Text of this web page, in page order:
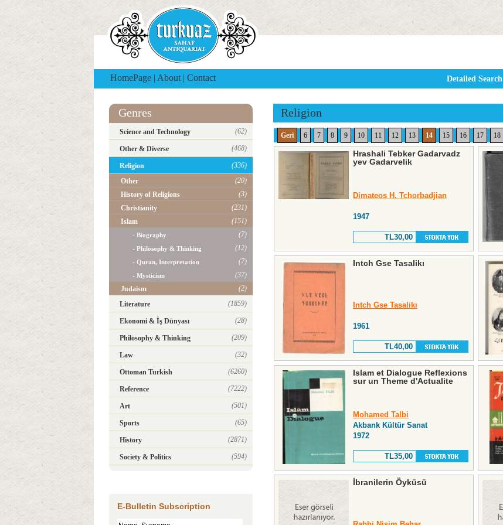
HomePage | About | Contact Detailed Search
Genres
Science and Technology (62)
Other & Diverse (468)
Religion
(336)
Other
(20)
History of Religions
(3)
Christianity
(231)
Islam
(151)
- Biography (7)
- Philosophy & Thinking (12)
- Quran, Interpretation (7)
- Mysticism
(37)
Judaism
(2)
Literature
(1859)
Ekonomi & İş Dünyası (28)
Philosophy & Thinking (209)
Law (32)
Ottoman Turkish (6260)
Reference (7222)
Art (501)
Sports (65)
History (2871)
Society & Politics (594)
E-Bulletin Subscription
Religion
Geri 6 7 8 9 10 11 12 13 14 15 16 17 18
Hrashali Tebker Gadarvadz
yev Gadarvelik
Dimateos H. Tchorbadjian
1947
TL30,00
Intch Gse Tasalikı
Intch Gse Tasalikı
1961
TL40,00
Islam et Dialogue Reflexions
sur un Theme d'Actualite
Mohamed Talbi
Akbank Kültür Sanat
1972
TL35,00
İbranilerin Öyküsü